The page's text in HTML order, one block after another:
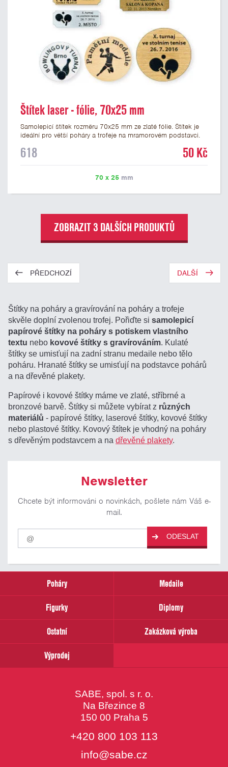
Štítek laser - fólie, 70x25 mm
Samolepicí štítek rozměru 70x25 mm ze zlaté fólie. Štítek je
ideální pro větší poháry a trofeje na mramorovém podstavci.
textu doporučujeme maximálně 3 řádky, aby byla zachována
prvním kroku objednávky.
618 50 Kč
70 x 25mm
ZOBRAZIT 3 DALŠÍCH PRODUKTŮ
PŘEDCHOZÍ DALŠÍ
Štítky na poháry a gravírování na poháry a trofeje
skvěle doplní zvolenou trofej. Pořiďte sisamolepicí
papírové štítky na poháry s potiskem vlastního
textu nebo kovové štítky s gravírováním. Kulaté
štítky se umisťují na zadní stranu medaile nebo tělo
poháru. Hranaté štítky se umisťují na podstavce pohárů
a na dřevěné plakety.
Papírové i kovové štítky máme ve zlaté, stříbrné a
bronzové barvě. Štítky si můžete vybírat z různých
materiálů - papírové štítky, laserové štítky, kovové štítky
nebo plastové štítky. Kovový štítek je vhodný na poháry
s dřevěným podstavcem a nadřevěné plakety.
Newsletter
Chcete být informováni o novinkách, pošlete nám Váš e-
mail.
Pro
odběr
našich
email
ODESLAT
Poháry
Medaile
Figurky
Diplomy
Ostatní
Zakázková výroba
Výprodej
SABE, spol. s r. o.
Na Březince 8
150 00 Praha 5
+420 800 103 113
info@sabe.cz